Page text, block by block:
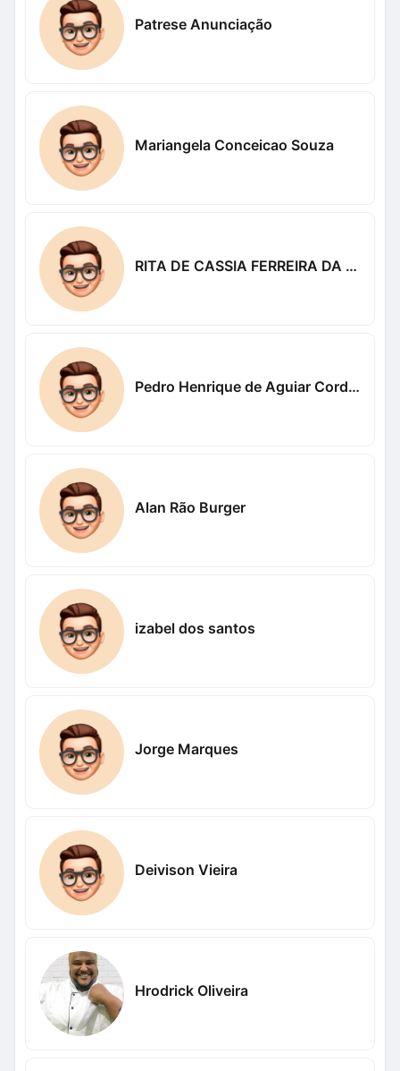
Patrese Anunciação
Mariangela Conceicao Souza
RITA DE CASSIA FERREIRA DA SILVA DE LIMA
Pedro Henrique de Aguiar Cordeiro Meira
Alan Rão Burger
izabel dos santos
Jorge Marques
Deivison Vieira
Hrodrick Oliveira